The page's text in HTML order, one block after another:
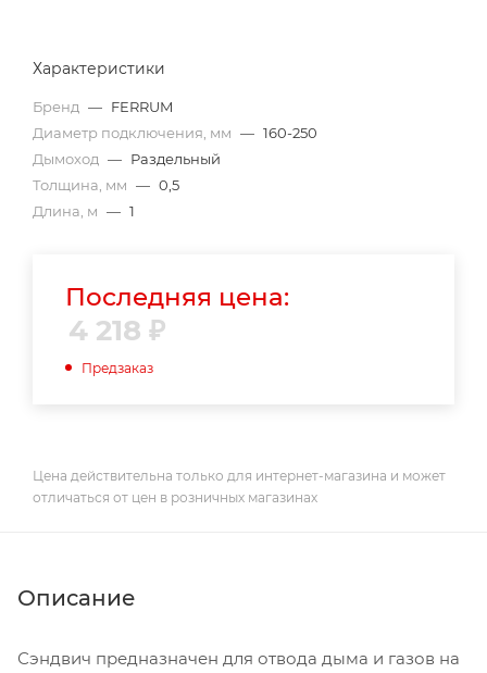
Характеристики
Бренд — FERRUM
Диаметр подключения, мм — 160-250
Дымоход — Раздельный
Толщина, мм — 0,5
Длина, м — 1
Последняя цена:
4 218 ₽
Предзаказ
Цена действительна только для интернет-магазина и может
отличаться от цен в розничных магазинах
Описание
Сэндвич предназначен для отвода дыма и газов на